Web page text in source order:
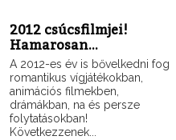
2012 csúcsfilmjei!
Hamarosan…
A 2012-es év is bővelkedni fog
romantikus vígjátékokban,
animációs filmekben,
drámákban, na és persze
folytatásokban!
Következzenek...